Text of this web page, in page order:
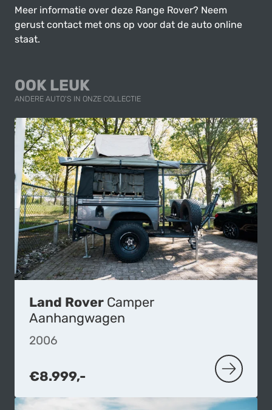
Meer informatie over deze Range Rover? Neem
gerust contact met ons op voor dat de auto online
staat.
OOK LEUK
ANDERE AUTO'S IN ONZE COLLECTIE
Land Rover Camper
Aanhangwagen
2006
€8.999,- MEER